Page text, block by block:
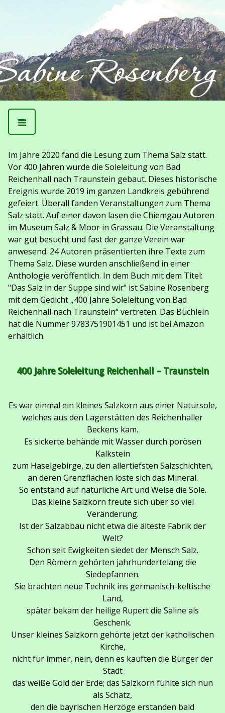
≡
Im Jahre 2020 fand die Lesung zum Thema Salz statt.
Vor 400 Jahren wurde die Soleleitung von Bad
Reichenhall nach Traunstein gebaut. Dieses historische
Ereignis wurde 2019 im ganzen Landkreis gebührend
gefeiert. Überall fanden Veranstaltungen zum Thema
Salz statt. Auf einer davon lasen die Chiemgau Autoren
im Museum Salz & Moor in Grassau. Die Veranstaltung
war gut besucht und fast der ganze Verein war
anwesend. 24 Autoren präsentierten ihre Texte zum
Thema Salz. Diese wurden anschließend in einer
Anthologie veröffentlich. In dem Buch mit dem Titel:
"Das Salz in der Suppe sind wir" ist Sabine Rosenberg
mit dem Gedicht „400 Jahre Soleleitung von Bad
Reichenhall nach Traunstein“ vertreten. Das Büchlein
hat die Nummer 9783751901451 und ist bei Amazon
erhältlich.
400 Jahre Soleleitung Reichenhall – Traunstein
Es war einmal ein kleines Salzkorn aus einer Natursole,
welches aus den Lagerstätten des Reichenhaller
Beckens kam.
Es sickerte behände mit Wasser durch porösen
Kalkstein
zum Haselgebirge, zu den allertiefsten Salzschichten,
an deren Grenzflächen löste sich das Mineral.
So entstand auf natürliche Art und Weise die Sole.
Das kleine Salzkorn freute sich über so viel
Veränderung.
Ist der Salzabbau nicht etwa die älteste Fabrik der
Welt?
Schon seit Ewigkeiten siedet der Mensch Salz.
Den Römern gehörten jahrhundertelang die
Siedepfannen.
Sie brachten neue Technik ins germanisch-keltische
Land,
später bekam der heilige Rupert die Saline als
Geschenk.
Unser kleines Salzkorn gehörte jetzt der katholischen
Kirche,
nicht für immer, nein, denn es kauften die Bürger der
Stadt
das weiße Gold der Erde; das Salzkorn fühlte sich nun
als Schatz,
den die bayrischen Herzöge erstanden bald